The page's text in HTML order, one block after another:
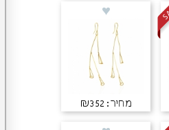
מחיר: ₪352